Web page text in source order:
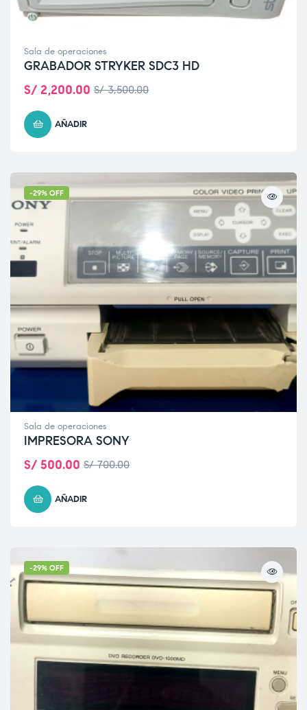
Sala de operaciones
GRABADOR STRYKER SDC3 HD
S/3,500.00
S/ 2,200.00
AÑADIR
-29% OFF
Sala de operaciones
IMPRESORA SONY
S/700.00
S/ 500.00
AÑADIR
-29% OFF